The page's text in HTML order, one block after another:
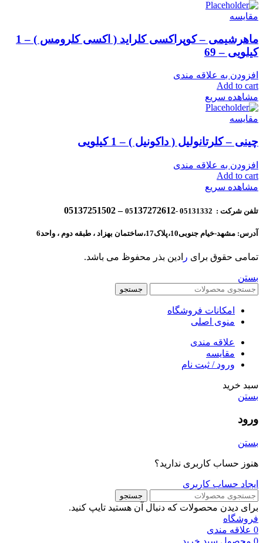
مقایسه
ماهرشیمی – کوپراکسی کلراید ( اکسی کلرومس ) – 1
کیلویی – 69
افزودن به علاقه مندی
Add to cart
مشاهده سریع
مقایسه
چینی – کلرتانولیل ( داکونیل ) – 1 کیلویی
افزودن به علاقه مندی
Add to cart
مشاهده سریع
تلفن شرکت : 05131332 -05 137272612 – 05137251502
آدرس: مشهد-خیام جنوبی10،پلاک17،ساختمان بهزاد ، طبقه دوم ، واحد6
تمامی حقوق برای ر ادین بذر محفوظ می باشد.
بستن
جستجو
امکانات فروشگاه
منوی اصلی
علاقه مندی
مقایسه
ورود / ثبت نام
سبد خرید
بستن
ورود
بستن
هنوز حساب کاربری ندارید؟
ایجاد حساب کاربری
جستجو
برای دیدن محصولات که دنبال آن هستید تایپ کنید.
فروشگاه
0 علاقه مندی
0 محصول سبد خرید